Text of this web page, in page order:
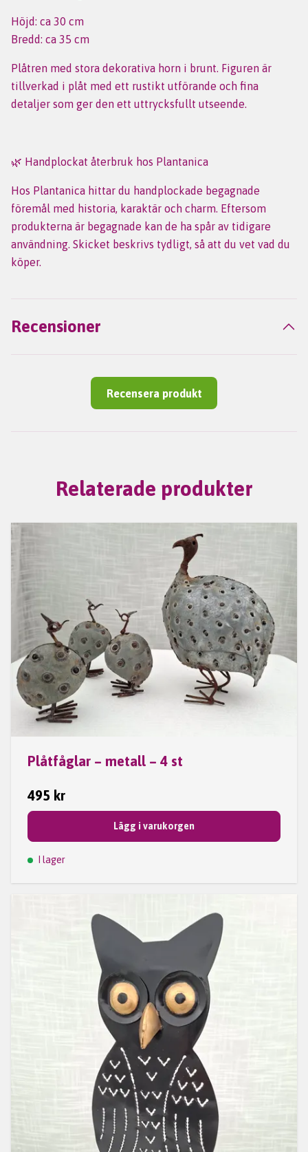
Höjd: ca 30 cm
Bredd: ca 35 cm
Plåtren med stora dekorativa horn i brunt. Figuren är
tillverkad i plåt med ett rustikt utförande och fina
detaljer som ger den ett uttrycksfullt utseende.
🌿 Handplockat återbruk hos Plantanica
Hos Plantanica hittar du handplockade begagnade
föremål med historia, karaktär och charm. Eftersom
produkterna är begagnade kan de ha spår av tidigare
användning. Skicket beskrivs tydligt, så att du vet vad du
köper.
Recensioner
Recensera produkt
Relaterade produkter
Plåtfåglar – metall – 4 st
495 kr
Lägg i varukorgen
I lager